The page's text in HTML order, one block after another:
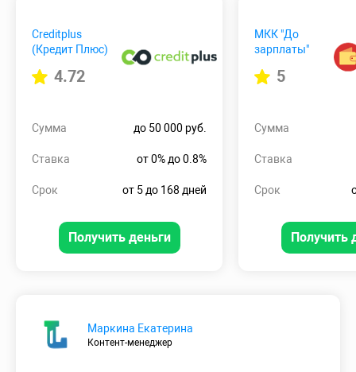
Creditplus
(Кредит Плюс)
4.72
Сумма до 50 000 руб.
Ставка от 0% до 0.8%
Срок от 5 до 168 дней
Получить деньги
МКК "До
зарплаты"
5
Сумма
Ставка
Срок
Получить
Маркина Екатерина
Контент-менеджер